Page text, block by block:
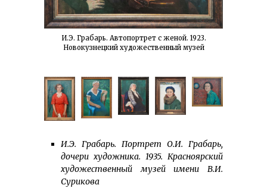
И.Э. Грабарь. Автопортрет с женой. 1923.
Новокузнецкий художественный музей
И.Э. Грабарь. Портрет О.И. Грабарь,
дочери художника. 1935. Красноярский
художественный музей имени В.И.
Сурикова